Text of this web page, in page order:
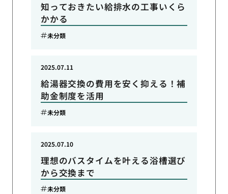
知っておきたい給排水の工事いくら
かかる
未分類
給湯器交換の費用を安く抑える！補
助金制度を活用
2025.07.11
未分類
理想のバスタイムを叶える浴槽選び
から交換まで
2025.07.10
未分類